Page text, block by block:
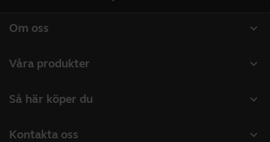
expand_more
Om oss
Hållbarhet
expand_more
Våra produkter
Konferenskameror
expand_more
Så här köper du
expand_more
Kontakta oss